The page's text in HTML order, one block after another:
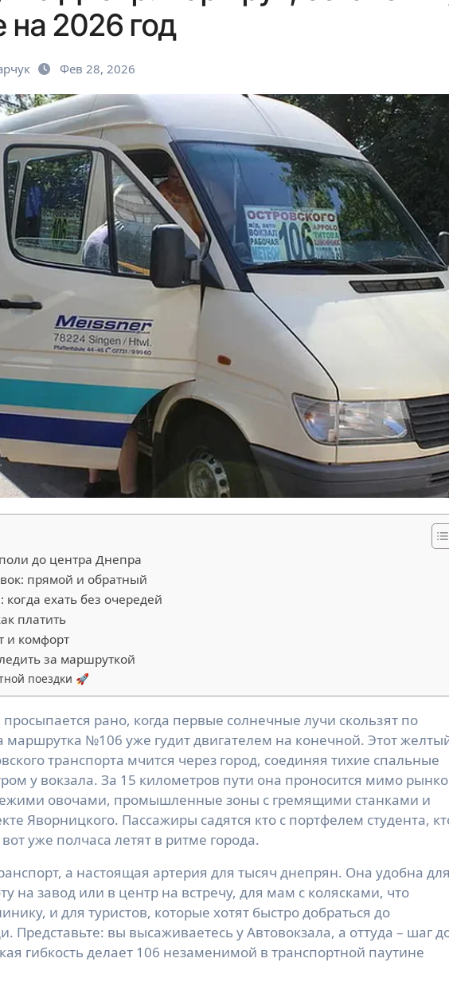
на 2026 год
Фев 28, 2026
до центра Днепра
прямой и обратный
ехать без очередей
платить
и комфорт
за маршруткой
поездки 🚀
№106 уже гудит двигателем на конечной. Этот
транспорта мчится через город, соединяя тихие спальные
у вокзала. За 15 километров пути она проносится мимо
овочами, промышленные зоны с гремящими станками и
Яворницкого. Пассажиры садятся кто с портфелем студента,
уже полчаса летят в ритме города.
а настоящая артерия для тысяч днепрян. Она удобна для
на завод или в центр на встречу, для мам с колясками, что
и для туристов, которые хотят быстро добраться до
Представьте: вы высаживаетесь у Автовокзала, а оттуда – шаг
гибкость делает 106 незаменимой в транспортной паутине